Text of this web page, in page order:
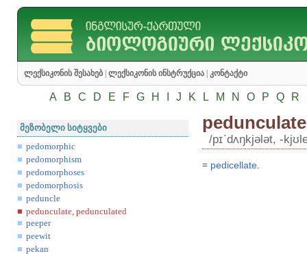
ლექსიკონის შესახებ ლექსიკონის ინსტრუქცია კონტაქტი
A B C D E F G H J K L M N O P Q R
მეზობელი სიტყვები
pedomorphic
pedomorphism
pedomorphoses
pedomorphosis
peduncle
pedunculate, pedunculated
peeper
peewit
pekan
/pɪʹdʌŋkjələt, -
= pedicellate